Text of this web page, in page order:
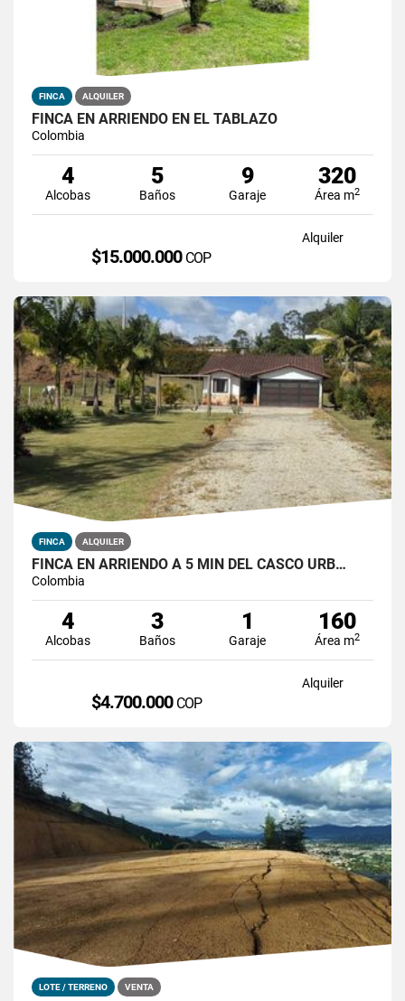
FINCA ALQUILER
FINCA EN ARRIENDO EN EL TABLAZO
Colombia
4
Alcobas
5
Baños
9
Garaje
320
Área m2
Alquiler
$15.000.000 COP
FINCA ALQUILER
FINCA EN ARRIENDO A 5 MIN DEL CASCO URB…
Colombia
4
Alcobas
3
Baños
1
Garaje
160
Área m2
Alquiler
$4.700.000 COP
LOTE / TERRENO VENTA